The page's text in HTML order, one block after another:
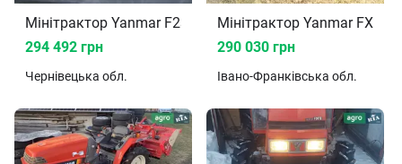
Мінітрактор Yanmar F235 1992
294 492 грн
Чернівецька обл.
Мінітрактор Yanmar FX
290 030 грн
Івано-Франківська обл.